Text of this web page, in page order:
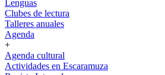
Lenguas
Clubes de lectura
Talleres anuales
Agenda
+
Agenda cultural
Actividades en Escaramuza